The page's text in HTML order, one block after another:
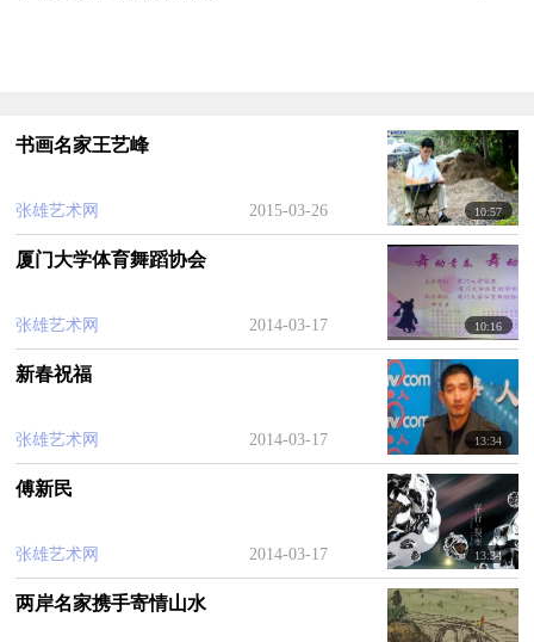
书画名家王艺峰
张雄艺术网 2015-03-26 10:57
厦门大学体育舞蹈协会
张雄艺术网 2014-03-17 10:16
新春祝福
张雄艺术网 2014-03-17 13:34
傅新民
张雄艺术网 2014-03-17 13:34
两岸名家携手寄情山水